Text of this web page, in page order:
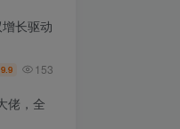
长驱动
9.9 153
佬，全